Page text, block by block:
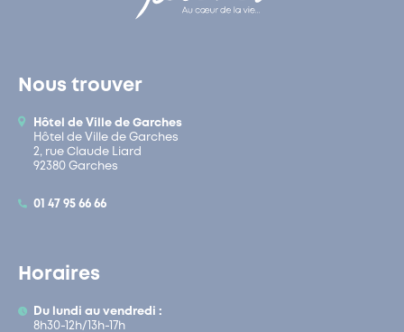
Nous trouver
Hôtel de Ville de Garches
Hôtel de Ville de Garches
2, rue Claude Liard
92380 Garches
01 47 95 66 66
Horaires
Du lundi au vendredi :
8h30-12h/13h-17h